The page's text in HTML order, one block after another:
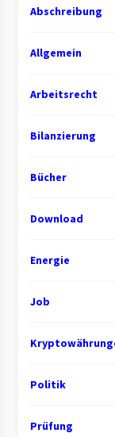
Abschreibung
Allgemein
Arbeitsrecht
Bilanzierung
Bücher
Download
Energie
Job
Politik
Prüfung